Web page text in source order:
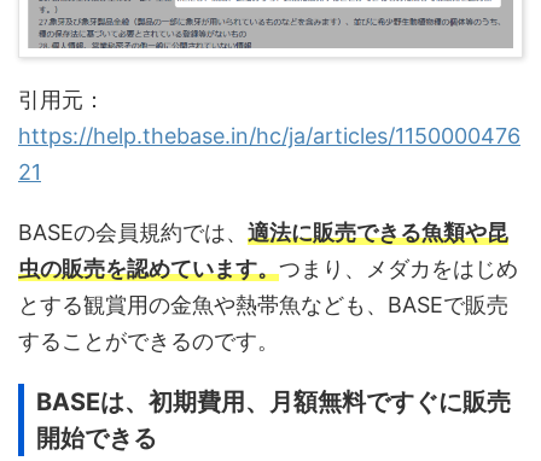
引用元：
https://help.thebase.in/hc/ja/articles/1150000476
21
BASEの会員規約では、 適法に販売できる魚類や昆
虫の販売を認めています。つまり、メダカをはじめ
とする観賞用の金魚や熱帯魚なども、BASEで販売
することができるのです。
BASEは、初期費用、月額無料ですぐに販売
開始できる